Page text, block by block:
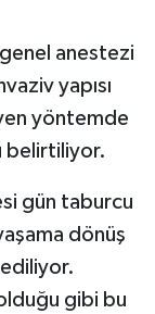
anestezi
yapısı
yöntemde
belirtiliyor.
gün taburcu
dönüş
gibi bu